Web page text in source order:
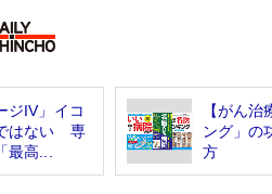
ジIV」イコ
はない 専
高...
【がん
ング」の
方